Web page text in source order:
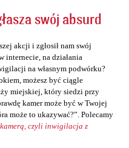
swój absurd
akcji i zgłosił nam swój
internecie, na działania
na własnym podwórku?
możesz być ciągle
miejskiej, który siedzi przy
kamer może być w Twojej
może to ukazywać?”. Polecamy
czyli inwigilacja z